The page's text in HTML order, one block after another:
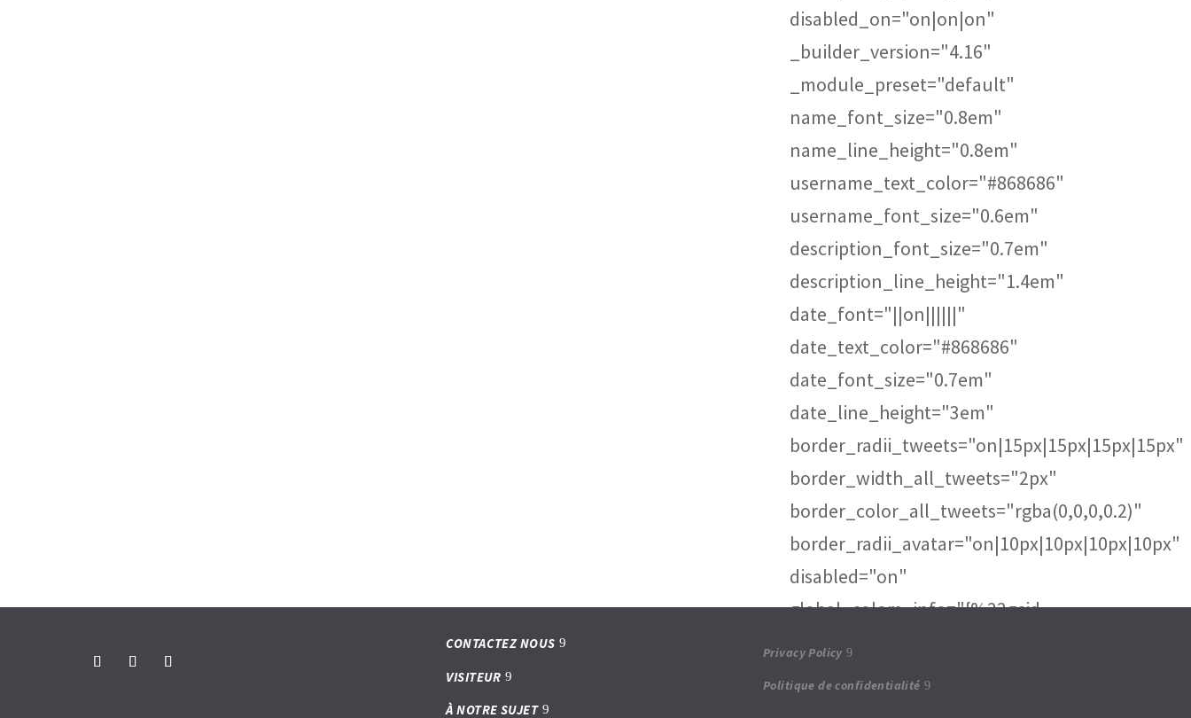
disabled_on="on|on|on"
_builder_version="4.16"
_module_preset="default"
name_font_size="0.8em"
name_line_height="0.8em"
username_text_color="#868686"
username_font_size="0.6em"
description_font_size="0.7em"
description_line_height="1.4em"
date_font="||on||||||"
date_text_color="#868686"
date_font_size="0.7em"
date_line_height="3em"
border_radii_tweets="on|15px|15px|15px|15px"
border_width_all_tweets="2px"
border_color_all_tweets="rgba(0,0,0,0.2)"
border_radii_avatar="on|10px|10px|10px|10px"
disabled="on"
global_colors_info="{%22gcid-
5db2269c-8f47-4994-a711-
CONTACTEZ NOUS
VISITEUR
À NOTRE SUJET
Privacy Policy
Politique de confidentialité